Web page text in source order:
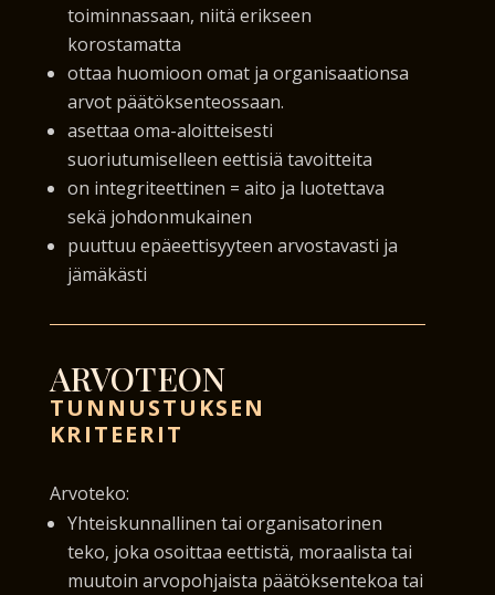
toiminnassaan, niitä erikseen
korostamatta
ottaa huomioon omat ja organisaationsa
arvot päätöksenteossaan.
asettaa oma-aloitteisesti
suoriutumiselleen eettisiä tavoitteita
on integriteettinen = aito ja luotettava
sekä johdonmukainen
puuttuu epäeettisyyteen arvostavasti ja
jämäkästi
ARVOTEON
TUNNUSTUKSEN
KRITEERIT
Arvoteko:
Yhteiskunnallinen tai organisatorinen
teko, joka osoittaa eettistä, moraalista tai
muutoin arvopohjaista päätöksentekoa tai